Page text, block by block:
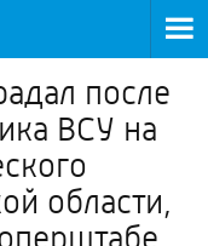
после
ВСУ на
области,